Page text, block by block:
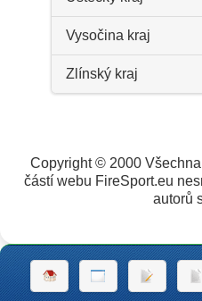
Vysočina kraj
Zlínský kraj
Copyright © 2000
částí webu FireSport.eu
autorů